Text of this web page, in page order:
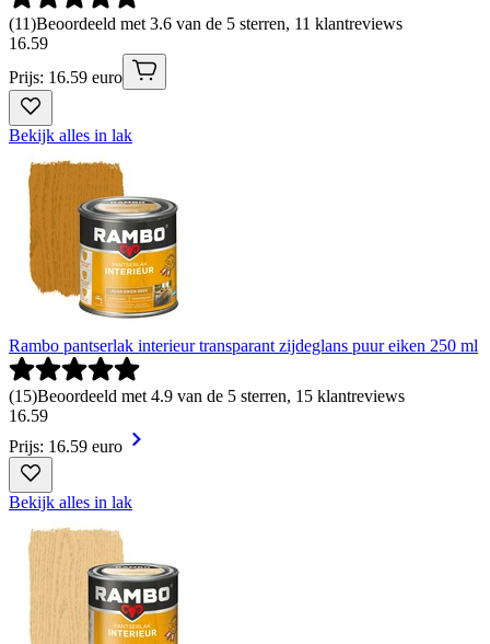
(11)Beoordeeld met 3.6 van de 5 sterren, 11 klantreviews
16.59
Prijs: 16.59 euro
Bekijk alles in lak
Rambo pantserlak interieur transparant zijdeglans puur eiken 250 ml
(15)Beoordeeld met 4.9 van de 5 sterren, 15 klantreviews
16.59
Prijs: 16.59 euro
Bekijk alles in lak